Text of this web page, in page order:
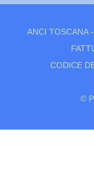
ANCI TOSCANA
CODICE
©